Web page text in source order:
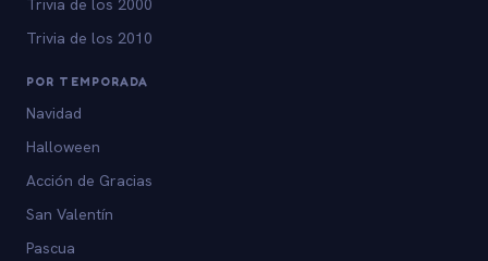
Trivia de los 2010
POR TEMPORADA
Navidad
Halloween
Acción de Gracias
San Valentín
Pascua